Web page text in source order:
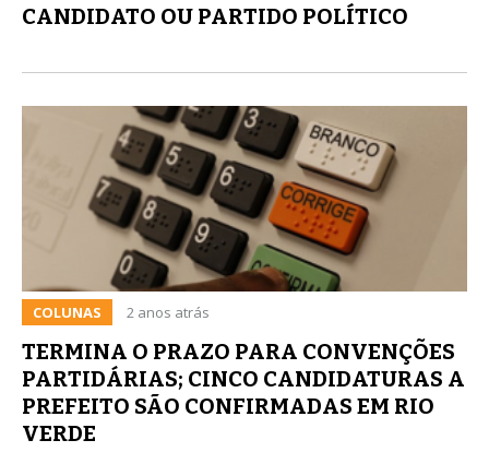
CANDIDATO OU PARTIDO POLÍTICO
COLUNAS 2 anos atrás
TERMINA O PRAZO PARA CONVENÇÕES
PARTIDÁRIAS; CINCO CANDIDATURAS A
PREFEITO SÃO CONFIRMADAS EM RIO
VERDE